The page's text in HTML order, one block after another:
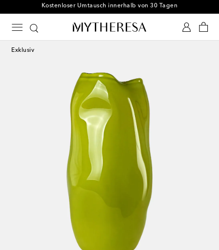
Kostenloser Umtausch innerhalb von 30 Tagen
Exklusiv